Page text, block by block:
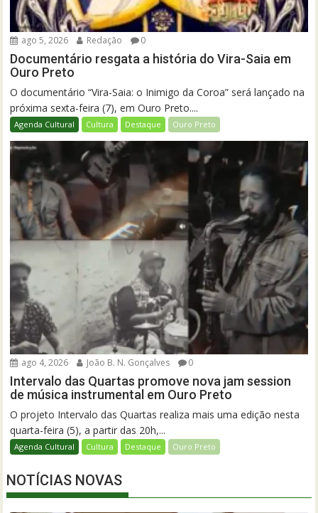
ago 5, 2026 Redação 0
Documentário resgata a história do Vira-Saia em
Ouro Preto
O documentário “Vira-Saia: o Inimigo da Coroa” será lançado na
próxima sexta-feira (7), em Ouro Preto....
Agenda Cultural Cultura Destaque Ouro Preto
ago 4, 2026 João B. N. Gonçalves 0
Intervalo das Quartas promove nova jam session
de música instrumental em Ouro Preto
O projeto Intervalo das Quartas realiza mais uma edição nesta
quarta-feira (5), a partir das 20h,...
Agenda Cultural Cultura Destaque Ouro Preto
NOTÍCIAS NOVAS